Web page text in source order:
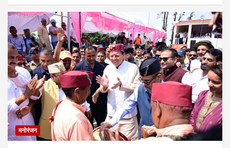
मनोरंजन